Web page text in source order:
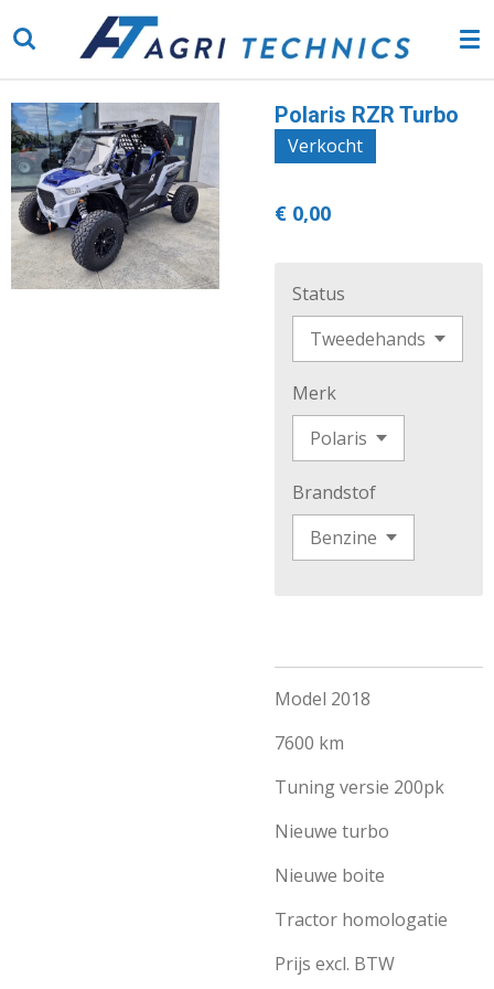
direct
de
hoofdinhoud
Polaris RZR Turbo
Verkocht
€ 0,00
Status
Merk
Brandstof
Model 2018
7600 km
Tuning versie 200pk
Nieuwe turbo
Nieuwe boite
Tractor homologatie
Prijs excl. BTW